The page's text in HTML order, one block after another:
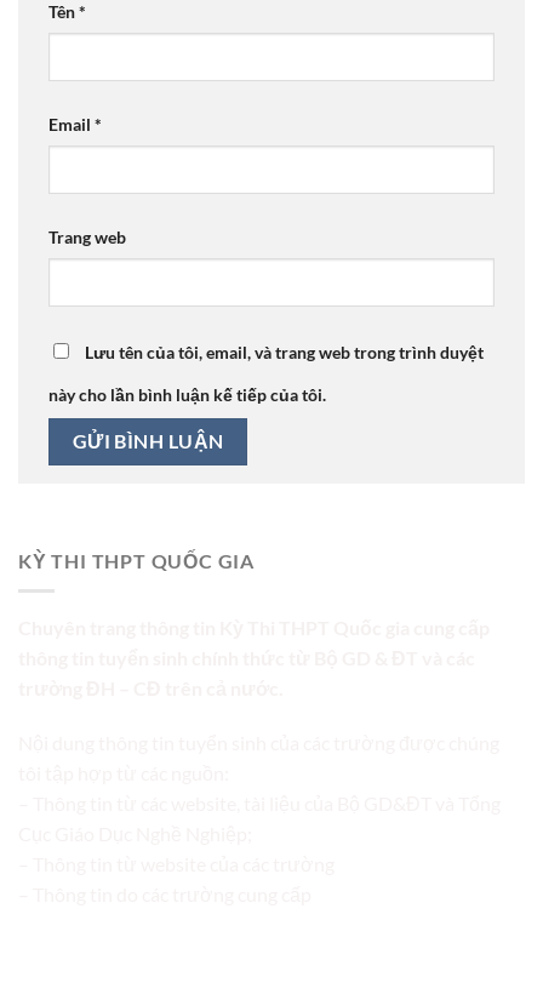
Tên*
Email *
Trang web
Lưu tên của tôi, email, và trang web trong trình duyệt
này cho lần bình luận kế tiếp của tôi.
KỲ THI THPT QUỐC GIA